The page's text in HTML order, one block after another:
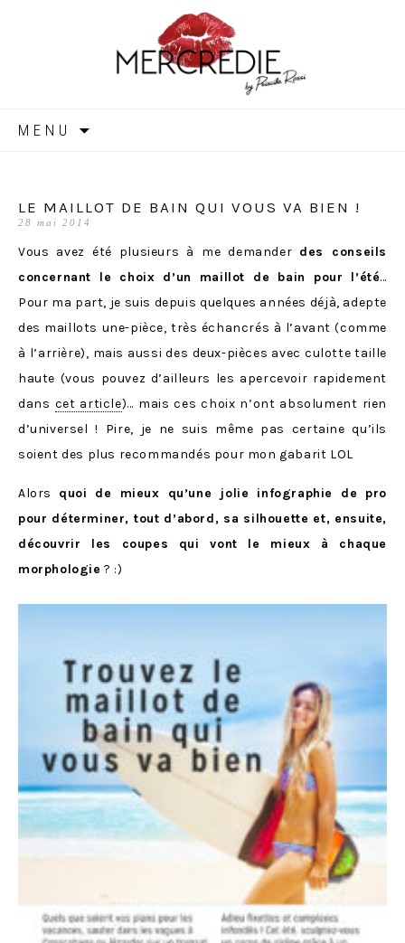
MERCREDIE
MENU
LE MAILLOT DE BAIN QUI VOUS VA BIEN !
28 mai 2014
Vous avez été plusieurs à me demander des conseils
concernant le choix d’un maillot de bain pour l’été…
Pour ma part, je suis depuis quelques années déjà, adepte
des maillots une-pièce, très échancrés à l’avant (comme
à l’arrière), mais aussi des deux-pièces avec culotte taille
haute (vous pouvez d’ailleurs les apercevoir rapidement
dans cet article)… mais ces choix n’ont absolument rien
d’universel ! Pire, je ne suis même pas certaine qu’ils
soient des plus recommandés pour mon gabarit LOL
Alors quoi de mieux qu’une jolie infographie de pro
pour déterminer, tout d’abord, sa silhouette et, ensuite,
découvrir les coupes qui vont le mieux à chaque
morphologie ? :)